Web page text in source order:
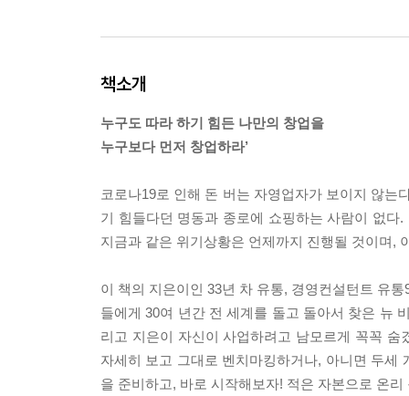
책소개
누구도 따라 하기 힘든 나만의 창업을
누구보다 먼저 창업하라’
코로나19로 인해 돈 버는 자영업자가 보이지 않
기 힘들다던 명동과 종로에 쇼핑하는 사람이 없
지금과 같은 위기상황은 언제까지 진행될 것이며,
이 책의 지은이인 33년 차 유통, 경영컨설턴트 유
들에게 30여 년간 전 세계를 돌고 돌아서 찾은 뉴
리고 지은이 자신이 사업하려고 남모르게 꼭꼭
자세히 보고 그대로 벤치마킹하거나, 아니면 두세
을 준비하고, 바로 시작해보자! 적은 자본으로 온